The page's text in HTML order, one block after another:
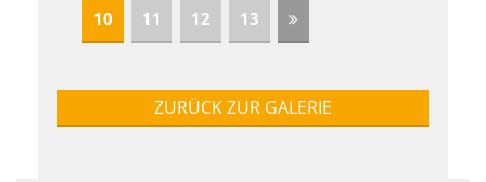
10 11 12 13
ZURÜCK ZUR GALERIE